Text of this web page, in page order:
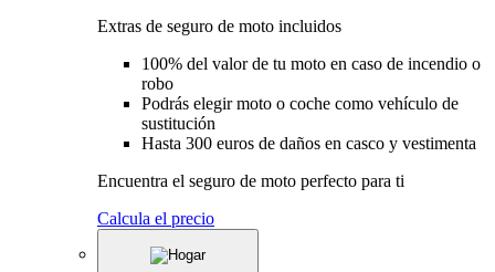
Extras de seguro de moto incluidos
100% del valor de tu moto en caso de incendio o
robo
Podrás elegir moto o coche como vehículo de
sustitución
Hasta 300 euros de daños en casco y vestimenta
Encuentra el seguro de moto perfecto para ti
Calcula el precio